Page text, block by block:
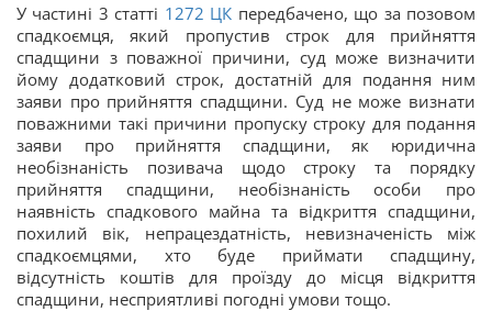
У частині 3 статті 1272 ЦК передбачено, що за позовом
спадкоємця, який пропустив строк для прийняття
спадщини з поважної причини, суд може визначити
йому додатковий строк, достатній для подання ним
заяви про прийняття спадщини. Суд не може визнати
поважними такі причини пропуску строку для подання
заяви про прийняття спадщини, як юридична
необізнаність позивача щодо строку та порядку
прийняття спадщини, необізнаність особи про
наявність спадкового майна та відкриття спадщини,
похилий вік, непрацездатність, невизначеність між
спадкоємцями, хто буде приймати спадщину,
відсутність коштів для проїзду до місця відкриття
спадщини, несприятливі погодні умови тощо.